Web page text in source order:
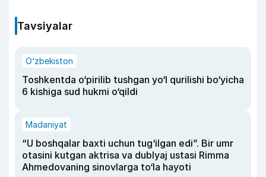
Tavsiyalar
O‘zbekiston
Toshkentda o‘pirilib tushgan yo‘l qurilishi bo‘yicha
6 kishiga sud hukmi o‘qildi
Madaniyat
“U boshqalar baxti uchun tug‘ilgan edi”. Bir umr
otasini kutgan aktrisa va dublyaj ustasi Rimma
Ahmedovaning sinovlarga to‘la hayoti